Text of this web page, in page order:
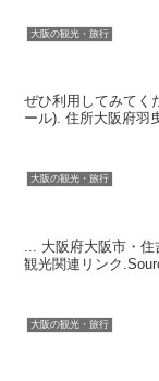
大阪の観光・旅行
ぜひ利用してみてく
ール). 住所大阪府羽
大阪の観光・旅行
... 大阪府大阪市・
観光関連リンク
大阪の観光・旅行